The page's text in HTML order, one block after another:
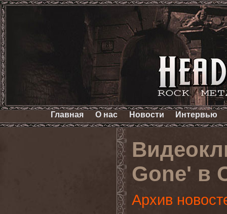
Главная О нас Новости Интервью
Gone' в
Архив